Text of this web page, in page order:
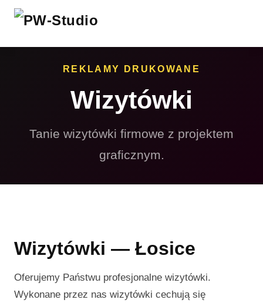
REKLAMY DRUKOWANE
Wizytówki
Tanie wizytówki firmowe z projektem
graficznym.
Wizytówki — Łosice
Oferujemy Państwu profesjonalne wizytówki.
Wykonane przez nas wizytówki cechują się